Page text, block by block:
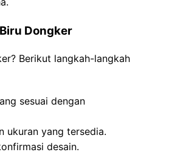
Dongker
Berikut langkah-langkah
sesuai dengan
ukuran yang tersedia.
desain.